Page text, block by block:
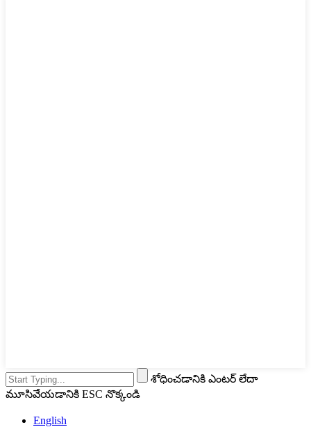
శోధించడానికి ఎంటర్ లేదా
మూసివేయడానికి ESC నొక్కండి
English